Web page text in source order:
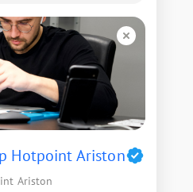
Hotpoint Ariston
Ariston